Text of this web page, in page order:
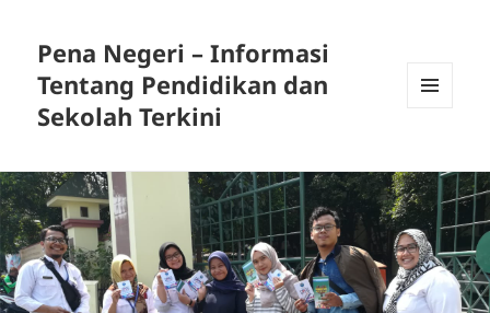
Pena Negeri – Informasi
Tentang Pendidikan dan
Sekolah Terkini